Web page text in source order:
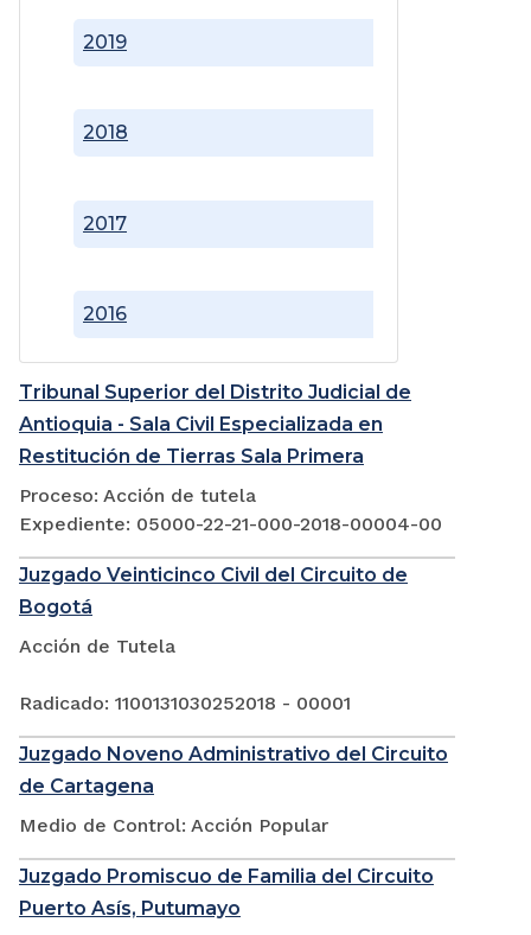
2016
2017
2018
2019
Tribunal Superior del Distrito Judicial de
Antioquia - Sala Civil Especializada en
Restitución de Tierras Sala Primera
Proceso: Acción de tutela
Expediente: 05000-22-21-000-2018-00004-00
Juzgado Veinticinco Civil del Circuito de
Bogotá
Acción de Tutela
Radicado: 1100131030252018 - 00001
Juzgado Noveno Administrativo del Circuito
de Cartagena
Medio de Control: Acción Popular
Juzgado Promiscuo de Familia del Circuito
Puerto Asís, Putumayo